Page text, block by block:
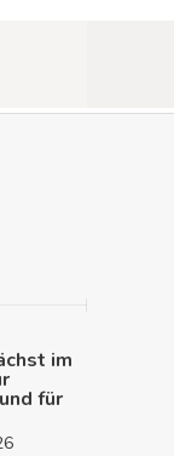
im
für